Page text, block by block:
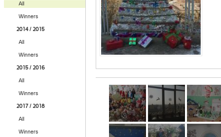
All
Winners
2014 / 2015
All
Winners
2015 / 2016
All
Winners
2017 / 2018
All
Winners